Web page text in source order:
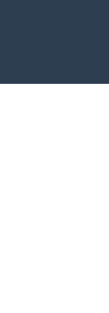
ANALIZIS • BCG